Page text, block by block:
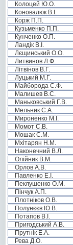
Колоцей Ю.О.
Коновалюк В.І.
Корж П.П.
Кузьменко П.П.
Кунченко О.П.
Ландік В.І.
Лєщинський О.О.
Литвинов Л.Ф.
Літвінов В.Г.
Луцький М.Г.
Майборода С.Ф.
Малишев В.С.
Маньковський Г.В.
Мельник С.А.
Мироненко М.І.
Момот С.В.
Мошак С.М.
Мхітарян Н.М.
Наконечний В.Л.
Олійник В.М.
Орлов А.В.
Павленко Е.І.
Пеклушенко О.М.
Пінчук А.П.
Плотніков О.В.
Полунєєв Ю.В.
Потапов В.І.
Пригодський А.В.
Прутнік Е.А.
Рева Д.О.